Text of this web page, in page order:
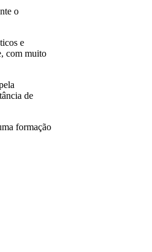
o
e
com muito
de
formação